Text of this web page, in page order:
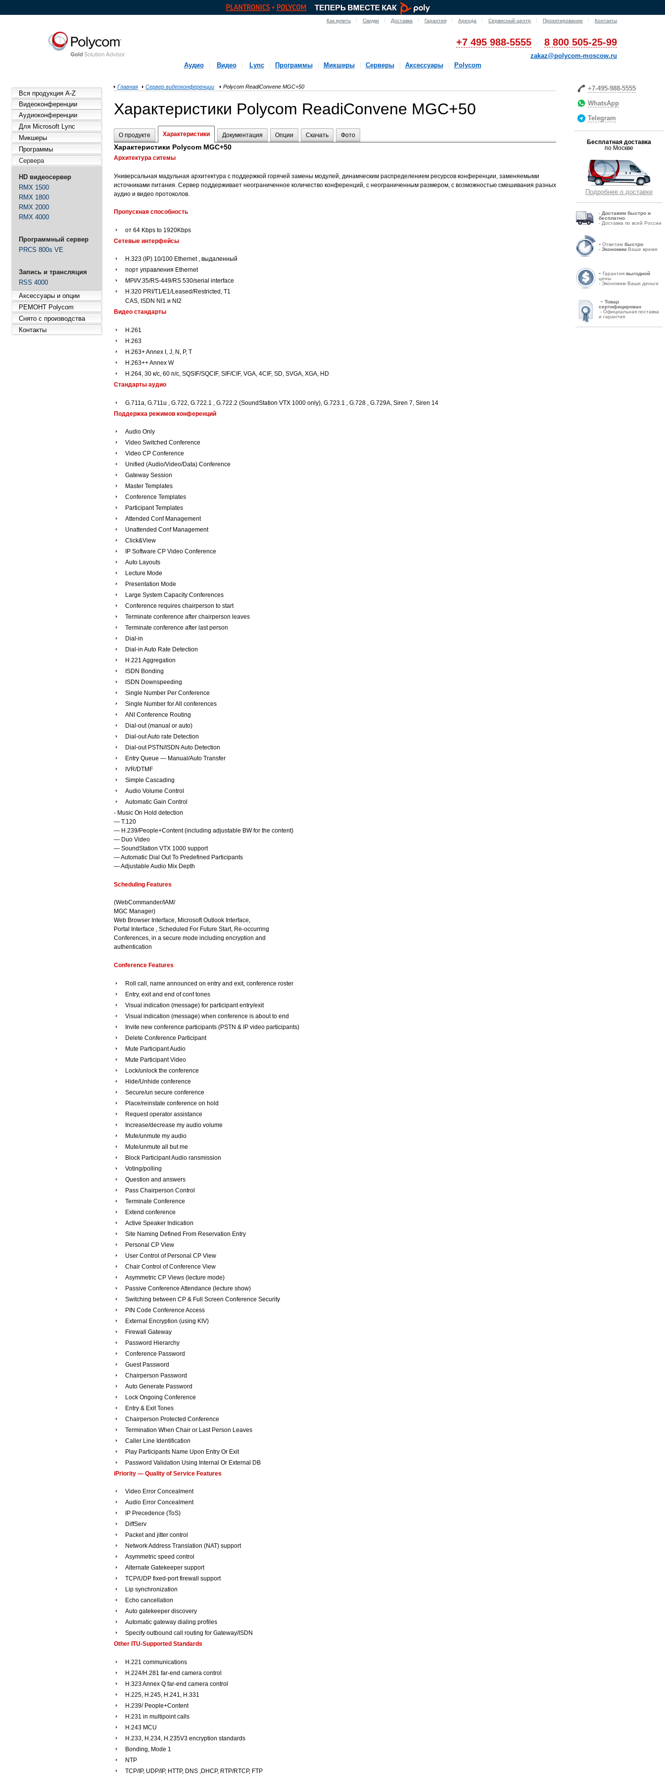
Как купить Скидки Доставка Гарантия Аренда Сервисный центр Проектирование Контакты
+7 495 988-5555 8 800 505-25-99
zakaz@polycom-moscow.ru
Аудио
Видео Lync Программы Микшеры Серверы Аксессуары Polycom
Вся продукция A-Z
Видеоконференции
Аудиоконференции
Для Microsoft Lync
Микшеры
Программы
Сервера
HD видеосервер
RMX 1500
RMX 1800
RMX 2000
RMX 4000
Программный сервер
PRCS 800s VE
Запись и трансляция
RSS 4000
Аксессуары и опции
РЕМОНТ Polycom
Снято с производства
Контакты
+7-495-988-5555
WhatsApp
Telegram
Бесплатная доставка
по Москве
Подробнее о доставке
- Доставим быстро и
бесплатно
- Доставка по всей России
- Ответим быстро
- Экономим Ваше время
- Гарантия выгодной
цены
- Экономим Ваши деньги
- Товар
сертифицирован
- Официальная поставка
и гарантия
Главная Сервер видеоконференции Polycom ReadiConvene MGC+50
Характеристики Polycom ReadiConvene MGC+50
О продукте Характеристики Документация Опции Скачать Фото
Характеристики Polycom MGC+50
Архитектура ситемы
Универсальная мадульная архитектура с поддержкой горячей замены модулей, динамческим распределением ресурсов конференции, заменяемыми
источниками питания. Сервер поддерживает неограниченное количество конференций, с неограниченным размером, с возможностью смешивания разных
аудио и видео протоколов.
Пропускная способность
от 64 Kbps to 1920Kbps
Сетевые интерфейсы
H.323 (IP) 10/100 Ethernet , выдаленный
порт управления Ethernet
MPI/V.35/RS-449/RS 530/serial interface
H.320 PRI/T1/E1/Leased/Restricted, T1
CAS, ISDN NI1 и NI2
Видео стандарты
H.261
H.263
H.263+ Annex I, J, N, P, T
H.263++ Annex W
H.264, 30 к/с, 60 п/c, SQSIF/SQCIF, SIF/CIF, VGA, 4CIF, SD, SVGA, XGA, HD
Стандарты аудио
G.711a, G.711u , G.722, G.722.1 , G.722.2 (SoundStation VTX 1000 only), G.723.1 , G.728 , G.729A, Siren 7, Siren 14
Поддержка режимов конференций
Audio Only
Video Switched Conference
Video CP Conference
Unified (Audio/Video/Data) Conference
Gateway Session
Master Templates
Conference Templates
Participant Templates
Attended Conf Management
Unattended Conf Management
Click&View
IP Software CP Video Conference
Auto Layouts
Lecture Mode
Presentation Mode
Large System Capacity Conferences
Conference requires chairperson to start
Terminate conference after chairperson leaves
Terminate conference after last person
Dial-in
Dial-in Auto Rate Detection
H.221 Aggregation
ISDN Bonding
ISDN Downspeeding
Single Number Per Conference
Single Number for All conferences
ANI Conference Routing
Dial-out (manual or auto)
Dial-out Auto rate Detection
Dial-out PSTN/ISDN Auto Detection
Entry Queue — Manual/Auto Transfer
IVR/DTMF
Simple Cascading
Audio Volume Control
Automatic Gain Control
- Music On Hold detection
— T.120
— H.239/People+Content (including adjustable BW for the content)
— Duo Video
— SoundStation VTX 1000 support
— Automatic Dial Out To Predefined Participants
— Adjustable Audio Mix Depth
Scheduling Features
(WebCommander/IAM/
MGC Manager)
Web Browser Interface, Microsoft Outlook Interface,
Portal Interface , Scheduled For Future Start, Re-occurring
Conferences, in a secure mode including encryption and
authentication
Conference Features
Roll call, name announced on entry and exit, conference roster
Entry, exit and end of conf tones
Visual indication (message) for participant entry/exit
Visual indication (message) when conference is about to end
Invite new conference participants (PSTN & IP video participants)
Delete Conference Participant
Mute Participant Audio
Mute Participant Video
Lock/unlock the conference
Hide/Unhide conference
Secure/un secure conference
Place/reinstate conference on hold
Request operator assistance
Increase/decrease my audio volume
Mute/unmute my audio
Mute/unmute all but me
Block Participant Audio ransmission
Voting/polling
Question and answers
Pass Chairperson Control
Terminate Conference
Extend conference
Active Speaker Indication
Site Naming Defined From Reservation Entry
Personal CP View
User Control of Personal CP View
Chair Control of Conference View
Asymmetric CP Views (lecture mode)
Passive Conference Attendance (lecture show)
Switching between CP & Full Screen Conference Security
PIN Code Conference Access
External Encryption (using KIV)
Firewall Gateway
Password Hierarchy
Conference Password
Guest Password
Chairperson Password
Auto Generate Password
Lock Ongoing Conference
Entry & Exit Tones
Chairperson Protected Conference
Termination When Chair or Last Person Leaves
Caller Line Identification
Play Participants Name Upon Entry Or Exit
Password Validation Using Internal Or External DB
iPriority — Quality of Service Features
Video Error Concealment
Audio Error Concealment
IP Precedence (ToS)
DiffServ
Packet and jitter control
Network Address Translation (NAT) support
Asymmetric speed control
Alternate Gatekeeper support
TCP/UDP fixed-port firewall support
Lip synchronization
Echo cancellation
Auto gatekeeper discovery
Automatic gateway dialing profiles
Specify outbound call routing for Gateway/ISDN
Other ITU-Supported Standards
H.221 communications
H.224/H.281 far-end camera control
H.323 Annex Q far-end camera control
H.225, H.245, H.241, H.331
H.239/ People+Content
H.231 in multipoint calls
H.243 MCU
H.233, H.234, H.235V3 encryption standards
Bonding, Mode 1
NTP
TCP/IP, UDP/IP, HTTP, DNS ,DHCP, RTP/RTCP, FTP